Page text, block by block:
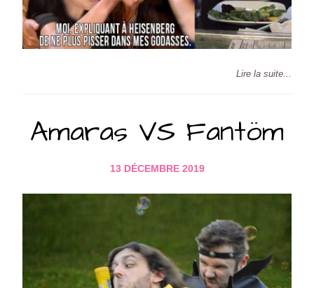
Lire la suite...
Amaras VS Fantöm
13 DÉCEMBRE 2019